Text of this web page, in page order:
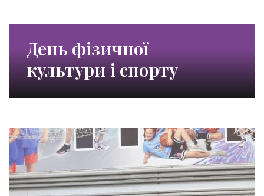
День фізичної
культури і спорту